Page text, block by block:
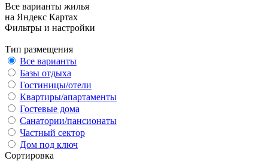
Все варианты жилья
на Яндекс Картах
Фильтры и настройки
Тип размещения
Все варианты
Базы отдыха
Гостиницы/отели
Квартиры/апартаменты
Гостевые дома
Санатории/пансионаты
Частный сектор
Дом под ключ
Сортировка